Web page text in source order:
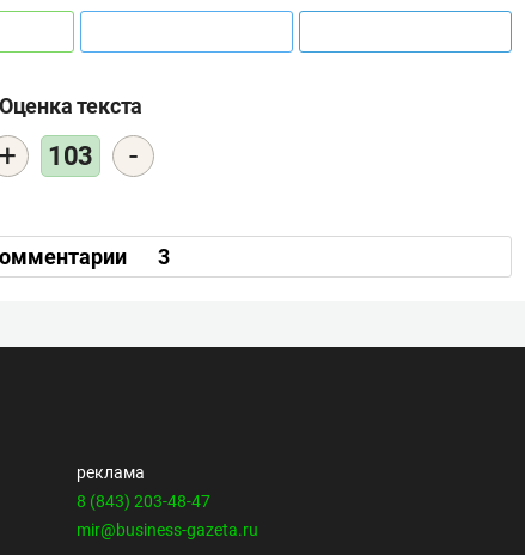
Оценка текста
+ 103 -
3
реклама
8 (843) 203-48-47
mir@business-gazeta.ru